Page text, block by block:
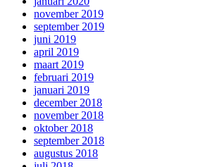
november 2019
september 2019
juni 2019
april 2019
maart 2019
februari 2019
januari 2019
december 2018
november 2018
oktober 2018
september 2018
augustus 2018